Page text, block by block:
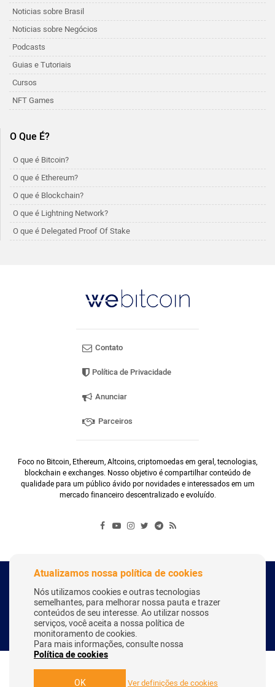
Noticias sobre Brasil
Noticias sobre Negócios
Podcasts
Guias e Tutoriais
Cursos
NFT Games
O Que É?
O que é Bitcoin?
O que é Ethereum?
O que é Blockchain?
O que é Lightning Network?
O que é Delegated Proof Of Stake
Contato
Política de Privacidade
Anunciar
Parceiros
Foco no Bitcoin, Ethereum, Altcoins, criptomoedas em geral, tecnologias,
blockchain e exchanges. Nosso objetivo é compartilhar conteúdo de
qualidade para um público ávido por novidades e interessados em um
mercado financeiro descentralizado e evoluído.
Copyright Webitcoin 2018 - Todos os Direitos Reservados
Desenvolvido por: Herick Correa
Atualizamos nossa política de cookies
Nós utilizamos cookies e outras tecnologias
semelhantes, para melhorar nossa pauta e trazer
conteúdos de seu interesse. Ao utilizar nossos
serviços, você aceita a nossa política de
monitoramento de cookies.
Para mais informações, consulte nossa
Política de cookies
OK Ver definições de cookies